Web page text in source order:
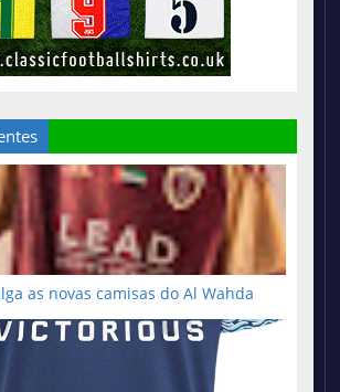
as novas camisas do Al Wahda